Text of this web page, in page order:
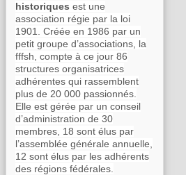
historiques est une
association régie par la loi
1901. Créée en 1986 par un
petit groupe d’associations, la
fffsh, compte à ce jour 86
structures organisatrices
adhérentes qui rassemblent
plus de 20 000 passionnés.
Elle est gérée par un conseil
d’administration de 30
membres, 18 sont élus par
l’assemblée générale annuelle,
12 sont élus par les adhérents
des régions fédérales.